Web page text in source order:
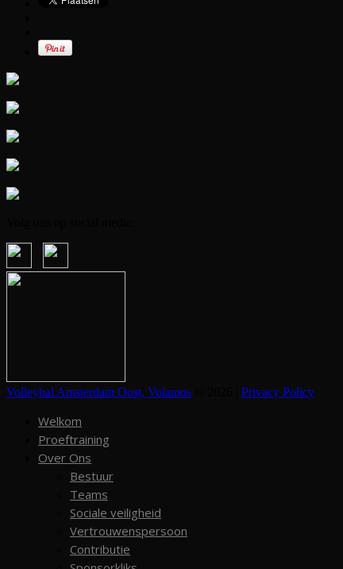
Volleybal Amsterdam Oost, Volamos Privacy Policy
Welkom
Proeftraining
Over Ons
Bestuur
Teams
Sociale veiligheid
Vertrouwenspersoon
Contributie